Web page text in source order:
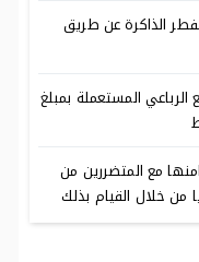
الذاكرة عن طريق
المستعملة بمبلغ
مع المتضررين من
من خلال القيام بذلك